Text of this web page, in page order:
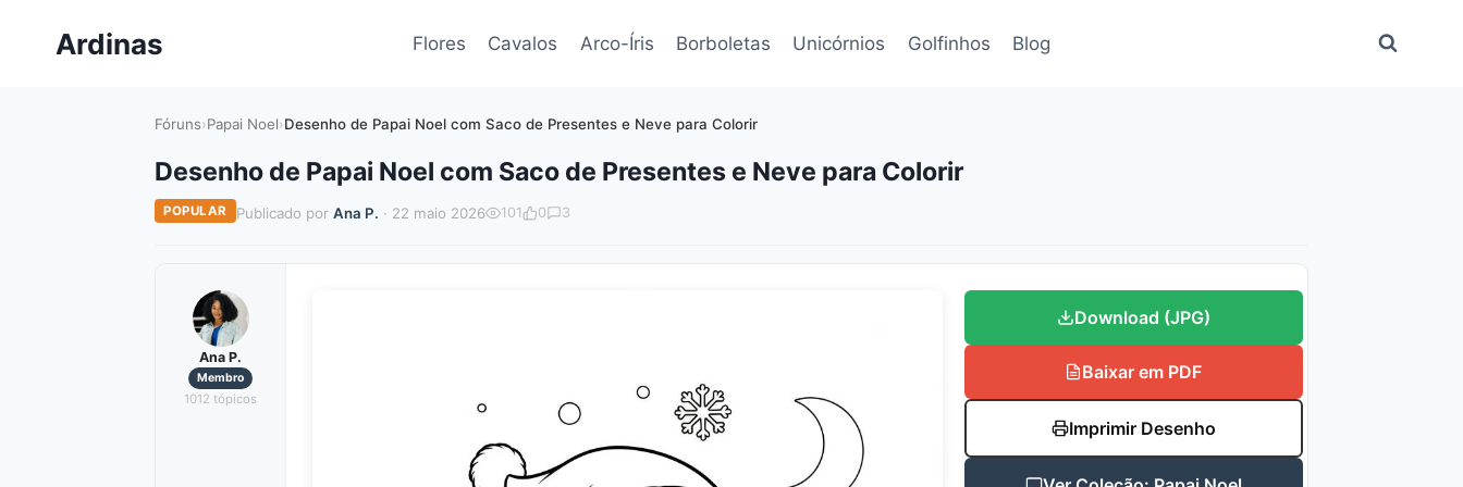
Ardinas Flores Cavalos Arco-Íris Borboletas Unicórnios Golfinhos Blog
Fóruns›Papai Noel›Desenho de Papai Noel com Saco de Presentes e Neve para Colorir
Desenho de Papai Noel com Saco de Presentes e Neve para Colorir
POPULAR Publicado por Ana P. · 22 maio 2026 101 0 3
Ana P.
Membro
1012 tópicos
Download (JPG)
Baixar em PDF
Imprimir Desenho